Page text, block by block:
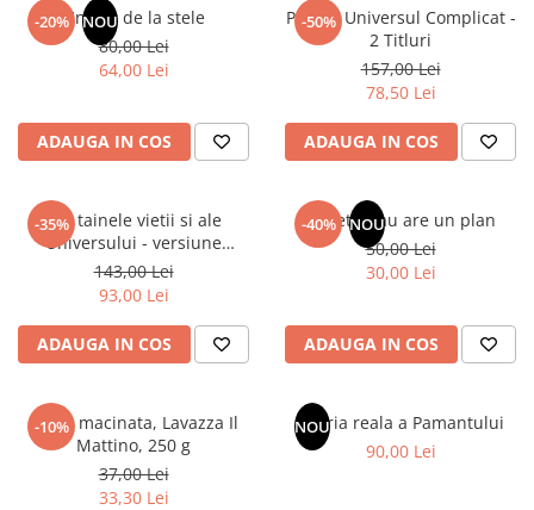
Articole Birotica
Accesorii Arhivare
Instrumente de scris
Seturi birotica
Articole scolare
Caiete si Carnetele scolare
Coperti, Mape, Etichete
Ghiozdane si Penare scolare
Instrumente si Truse Geometrie
Seturi scolare
Calculator
-20% NOU
Un dar de la stele
80,00 Lei
64,00 Lei
ADAUGA IN COS
-50%
Pachet Universul Complicat -
2 Titluri
157,00 Lei
78,50 Lei
ADAUGA IN COS
-35%
Din tainele vietii si ale
Universului - versiune
originala din 1939. Volumele I-
III.
143,00 Lei
93,00 Lei
ADAUGA IN COS
-40% NOU
Sufletul tau are un plan
50,00 Lei
30,00 Lei
ADAUGA IN COS
-10%
Cafea macinata, Lavazza Il
Mattino, 250 g
37,00 Lei
33,30 Lei
NOU
Istoria reala a Pamantului
90,00 Lei